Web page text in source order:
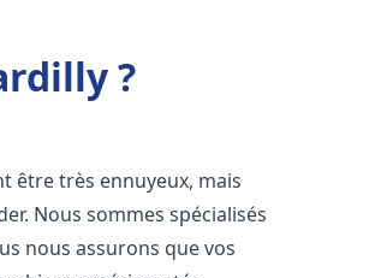
?
être très ennuyeux, mais
Nous sommes spécialisés
nous assurons que vos